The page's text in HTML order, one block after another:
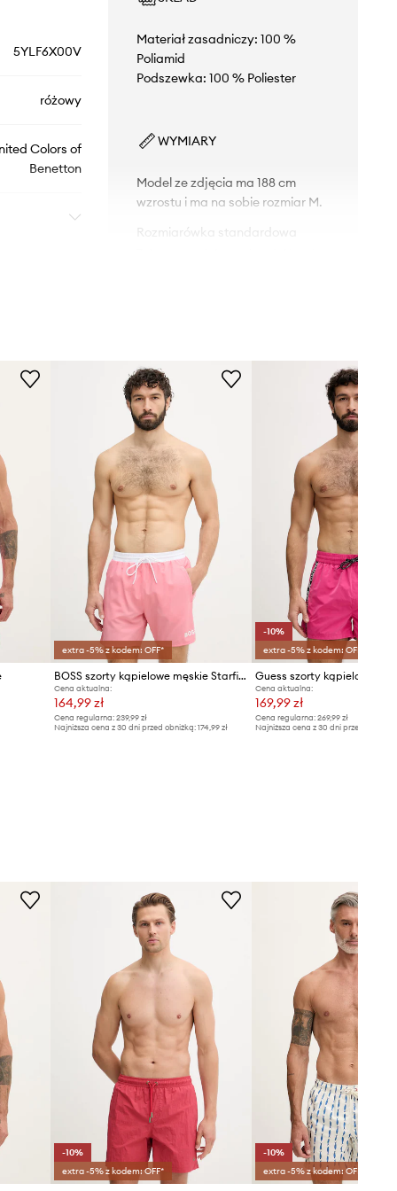
5YLF6X00V
różowy
Colors of
Benetton
Materiał zasadniczy: 100 %
Poliamid
Podszewka: 100 % Poliester
WYMIARY
Model ze zdjęcia ma 188 cm
wzrostu i ma na sobie rozmiar M.
Rozmiarówka standardowa
znajduje się oryginalne oznaczenie
producenta.
Tabela rozmiarów
extra -5% z kodem: OFF*
BOSS szorty kąpielowe męskie Starfish
Cena aktualna:
164,99 zł
Cena regularna:239,99 zł
Najniższa cena z 30 dni przed obniżką:174,99 zł
-10%
extra -5% z kodem: OFF*
Guess szorty kąpielowe
Cena aktualna:
169,99 zł
Cena regularna: 269,99 zł
Najniższa cena z 30 dni przed obniżką:
-10%
extra -5% z kodem: OFF*
-10%
extra -5% z kodem: OFF*